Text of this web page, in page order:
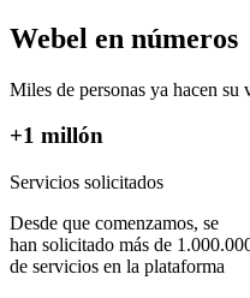
Webel en números
Miles de personas ya hacen su
+1 millón
Servicios solicitados
Desde que comenzamos, se
han solicitado más de
de servicios en la plataforma